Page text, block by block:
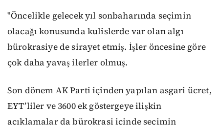
"Öncelikle gelecek yıl sonbaharında seçimin
olacağı konusunda kulislerde var olan algı
bürokrasiye de sirayet etmiş. İşler öncesine göre
çok daha yavaş ilerler olmuş.
Son dönem AK Parti içinden yapılan asgari ücret,
EYT’liler ve 3600 ek göstergeye ilişkin
açıklamalar da bürokrasi içinde seçimin